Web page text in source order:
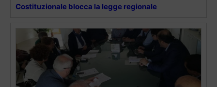
Costituzionale blocca la legge regionale